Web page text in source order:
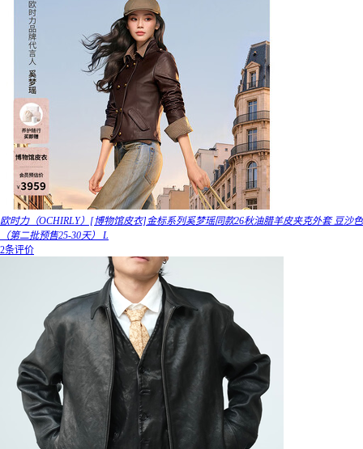
欧时力（OCHIRLY）[博物馆皮衣]金标系列奚梦瑶同款26秋油腊羊皮夹克外套 豆沙色
（第二批预售25-30天） L
2条评价